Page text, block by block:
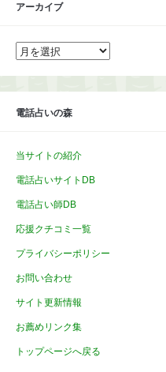
アーカイブ
ア
ー
イ
電話占いの森
当サイトの紹介
電話占いサイトDB
電話占い師DB
応援クチコミ一覧
プライバシーポリシー
お問い合わせ
サイト更新情報
お薦めリンク集
トップページへ戻る